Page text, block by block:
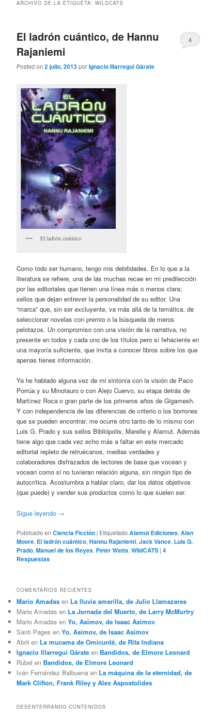
ARCHIVO DE LA ETIQUETA:WILDCATS
El ladrón cuántico, de Hannu
Rajaniemi
Posted on2 julio, 2013porIgnacio Illarregui Gárate
4
El ladrón cuántico
Como todo ser humano, tengo mis debilidades. En lo que a la
literatura se refiere, una de las muchas recae en mi predilección
por las editoriales que tienen una línea más o menos clara;
sellos que dejan entrever la personalidad de su editor. Una
“marca” que, sin ser excluyente, va más allá de la temática, de
seleccionar novelas con premio o la búsqueda de meros
pelotazos. Un compromiso con una visión de la narrativa, no
presente en todos y cada uno de los títulos pero sí fehaciente en
una mayoría suficiente, que invita a conocer libros sobre los que
apenas tienes información.
Ya he hablado alguna vez de mi sintonía con la visión de Paco
Porrúa y su Minotauro o con Alejo Cuervo, su etapa detrás de
Martínez Roca o gran parte de los primeros años de Gigamesh.
Y con independencia de las diferencias de criterio o los borrones
que se pueden encontrar, me ocurre otro tanto de lo mismo con
Luis G. Prado y sus sellos Bibliópolis, Marelle y Alamut. Además
tiene algo que cada vez echo más a faltar en este mercado
editorial repleto de retruécanos, medias verdades y
colaboradores disfrazados de lectores de base que vocean y
vocean como si no tuvieran relación alguna, sin ningún tipo de
autocrítica. Acostumbra a hablar claro, dar los datos objetivos
(que puede) y vender sus productos como lo que suelen ser.
Sigue leyendo →
Publicado en Ciencia Ficción | Etiquetado Alamut Ediciones,Alan
Moore, El ladrón cuántico,Hannu Rajaniemi,Jack Vance, Luis G.
Prado,Manuel de los Reyes, Peter Watts,WildCATS |4
Respuestas
COMENTARIOS RECIENTES
Mario Amadas en La lluvia amarilla, de Julio Llamazares
Mario Amadas en La Jornada del Muerto, de Larry McMurtry
Mario Amadas enYo, Asimov, de Isaac Asimov
Santi Pages enYo, Asimov, de Isaac Asimov
Abril en La mucama de Omicunlé, de Rita Indiana
Ignacio Illarregui Gárate en Bandidos, de Elmore Leonard
Rubel en Bandidos, de Elmore Leonard
Iván Fernández Balbuena en La máquina de la eternidad, de
Mark Clifton, Frank Riley y Alex Aspostolides
DESENTERRANDO CONTENIDOS